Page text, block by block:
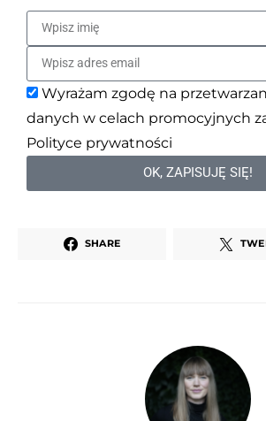
Wyrażam zgodę na
danych w celach promocyjnych
Polityce prywatności
OK, ZAPISUJĘ SIĘ!
SHARE